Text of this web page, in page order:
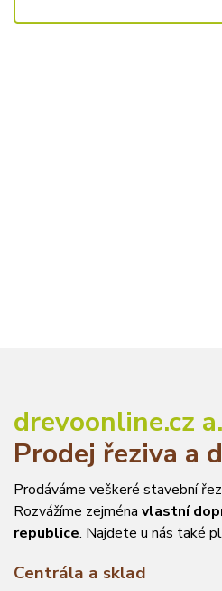
drevoonline.cz
Prodej řeziva a
Prodáváme veškeré stavební
Rozvážíme zejména vlastní
republice. Najdete u nás také
Centrála a sklad